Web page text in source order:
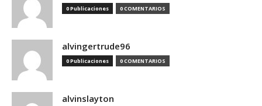
0 Publicaciones 0 COMENTARIOS
alvingertrude96
0 Publicaciones 0 COMENTARIOS
alvinslayton